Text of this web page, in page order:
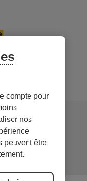
spécialisée en
responsable.
compte pour
nos
peuvent être